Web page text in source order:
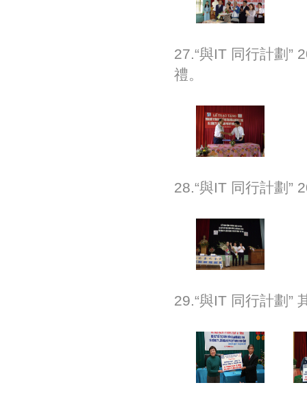
27.“與IT 同行計劃”
禮。
28.“與IT 同行計劃”
29.“與IT 同行計劃”